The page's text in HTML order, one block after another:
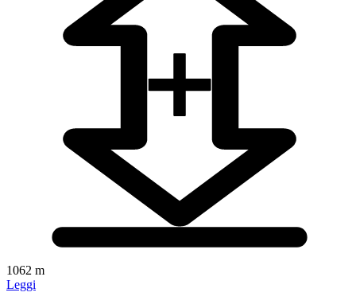
1062 m
Leggi